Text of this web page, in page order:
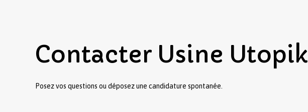
Contacter Usine Utopik
Posez vos questions ou déposez une candidature spontanée.